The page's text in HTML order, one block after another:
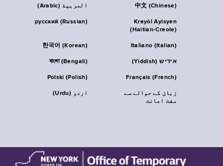
العربية (Arabic) 中文 (Chinese)
русский (Russian)
Kreyòl Ayisyen
(Haitian-Creole)
한국어 (Korean) Italiano (Italian)
বাংলা (Bengali) אידיש (Yiddish)
Polski (Polish) Français (French)
اردو (Urdu)
زبان کے حوالے سے
مفت اعانت